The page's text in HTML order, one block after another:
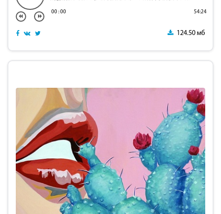
00:00 54:24
124.50 мб